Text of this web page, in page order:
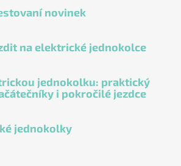
novinek
na elektrické jednokolce
jednokolku: praktický
i pokročilé jezdce
jednokolky